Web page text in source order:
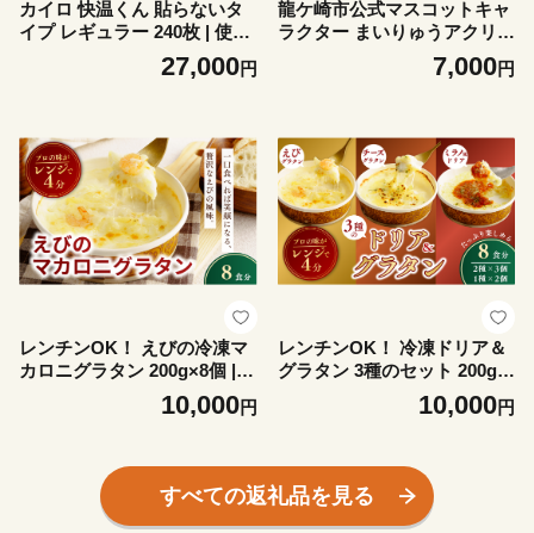
カイロ 快温くん 貼らないタ
イプ レギュラー 240枚 | 使い
捨てカイロ かいろ 貼らない
タイプ 寒さ対策 冬 防寒 暖か
27,000円
龍ケ崎市公式マスコットキャ
ラクター まいりゅうアクリル
キーホルダー3個 | ゆるキャ
ラ ゆるきゃら アクリルキー
ホ アクセサリー 茨城県 龍ケ
崎市
7,000円
レンチンOK！ えびの冷凍マ
カロニグラタン 200g×8個 |
海老 えび エビ グラタン エビ
ノまかろにぐらたん ぐらたん
ンチン 温めるだけ 簡単調理
手軽 個包装 簡単 茨城県 龍ケ
10,000円
レンチンOK！ 冷凍ドリア＆
グラタン 3種のセット 200g
計8個 | グラタン ぐらたん ド
めるだけ 簡単調理 手軽 個包
装 簡単 茨城県 龍ケ崎市
10,000円
すべての返礼品を見る